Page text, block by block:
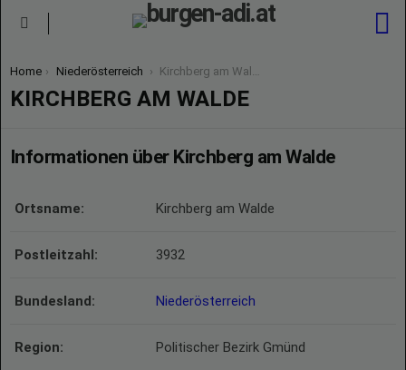
You are here:
Home Niederösterreich Kirchberg am Walde
KIRCHBERG AM WALDE
Informationen über Kirchberg am Walde
Ortsname: Kirchberg am Walde
Postleitzahl: 3932
Bundesland: Niederösterreich
Region: Politischer Bezirk Gmünd